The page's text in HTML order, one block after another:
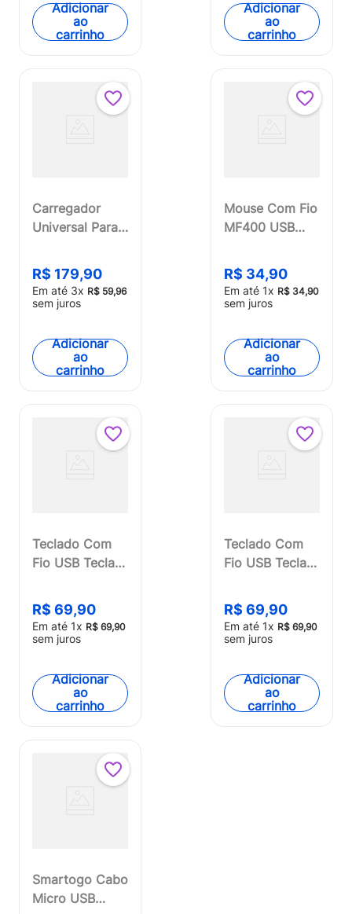
MX001OUT
[Reembalado]
Adicionar
ao
carrinho
MO277OUT
[Reembalado]
Adicionar
ao
carrinho
Carregador
Universal Para
Multi - CB007
R$ 179,90
Em até 3x R$ 59,96
sem juros
Adicionar
ao
carrinho
Mouse Com Fio
MF400 USB
de 180cm 3
Botões
Silencioso
- MO386
R$ 34,90
Em até 1x R$ 34,90
sem juros
Adicionar
ao
carrinho
Teclado Com
Fio USB Teclas
Cabo 180cm
Multi - TC606
R$ 69,90
Em até 1x R$ 69,90
sem juros
Adicionar
ao
carrinho
Teclado Com
Fio USB Teclas
Cabo 180cm
Multi -
TC606OUT
R$ 69,90
Em até 1x R$ 69,90
sem juros
Adicionar
ao
carrinho
Smartogo Cabo
Micro USB